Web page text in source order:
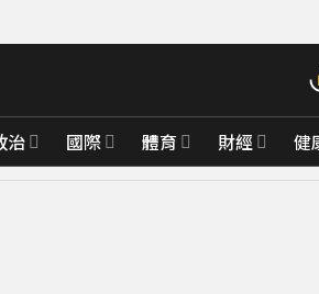
治 國際 體育 財經 健